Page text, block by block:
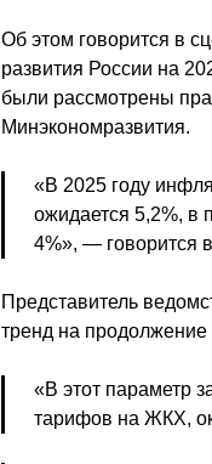
Об этом говорится в
развития России на
были рассмотрены
Минэкономразвития.
«В 2025 году
ожидается 5,2%, в
4%», — говорится
Представитель
тренд на
«В этот параметр
тарифов на ЖКХ,